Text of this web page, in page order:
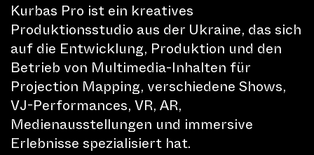
Kurbas Pro ist ein kreatives
Produktionsstudio aus der Ukraine, das sich
auf die Entwicklung, Produktion und den
Betrieb von Multimedia-Inhalten für
Projection Mapping, verschiedene Shows,
VJ-Performances, VR, AR,
Medienausstellungen und immersive
Erlebnisse spezialisiert hat.
P&M PHOTO MEDIA Luzern
ZEITEN
TICKETS